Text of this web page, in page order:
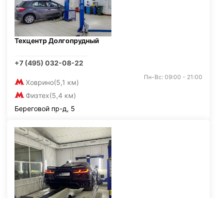
Техцентр Долгопрудный
+7 (495) 032-08-22
Ховрино(5,1 км)
Физтех(5,4 км)
Пн-Вс: 09:00 - 21:00
Береговой пр-д, 5